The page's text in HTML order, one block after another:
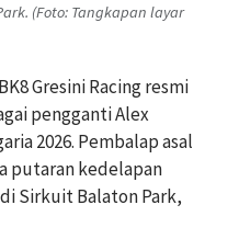
(Foto: Tangkapan layar
Gresini Racing resmi
pengganti Alex
2026. Pembalap asal
putaran kedelapan
Sirkuit Balaton Park,